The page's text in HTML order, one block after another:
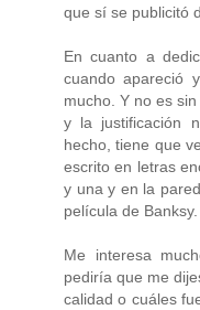
que sí se publicitó
En cuanto a
cuando apareció
mucho. Y no es
y la justificación
hecho, tiene que
escrito en letras
y una y en la
película de Banksy.
Me interesa
pediría que me
calidad o cuáles